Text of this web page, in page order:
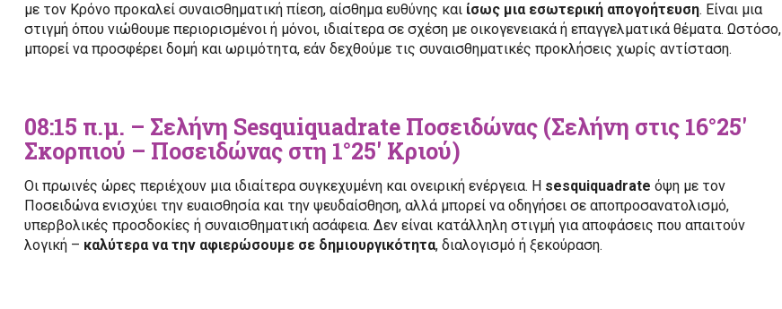
με τον Κρόνο προκαλεί συναισθηματική πίεση, αίσθημα ευθύνης και ίσως μια εσωτερική απογοήτευση. Είναι μια
στιγμή όπου νιώθουμε περιορισμένοι ή μόνοι, ιδιαίτερα σε σχέση με οικογενειακά ή επαγγελματικά θέματα. Ωστόσο,
μπορεί να προσφέρει δομή και ωριμότητα, εάν δεχθούμε τις συναισθηματικές προκλήσεις χωρίς αντίσταση.
08:15 π.μ. – Σελήνη Sesquiquadrate Ποσειδώνας (Σελήνη στις 16°25′
Σκορπιού – Ποσειδώνας στη 1°25′ Κριού)
Οι πρωινές ώρες περιέχουν μια ιδιαίτερα συγκεχυμένη και ονειρική ενέργεια. Η sesquiquadrate όψη με τον
Ποσειδώνα ενισχύει την ευαισθησία και την ψευδαίσθηση, αλλά μπορεί να οδηγήσει σε αποπροσανατολισμό,
υπερβολικές προσδοκίες ή συναισθηματική ασάφεια. Δεν είναι κατάλληλη στιγμή για αποφάσεις που απαιτούν
λογική – καλύτερα να την αφιερώσουμε σε δημιουργικότητα, διαλογισμό ή ξεκούραση.